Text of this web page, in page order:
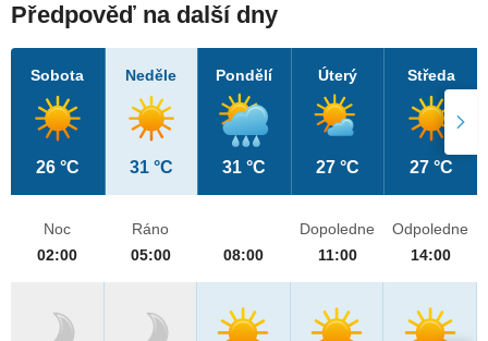
Předpověď na další dny
Sobota
26 °C
Neděle
31 °C
Pondělí
31 °C
Úterý
27 °C
Středa
27 °C
Noc
02:00
Ráno
05:00
08:00
Dopoledne
11:00
Odpoledne
14:00